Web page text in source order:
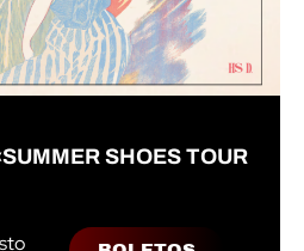
SHOES TOUR